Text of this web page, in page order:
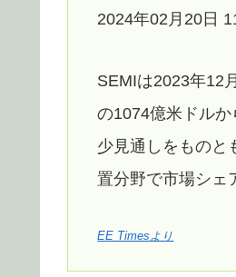
2024年02月20日
SEMIは2023年12
の1074億米ドル
少見通しをものと
置分野で市場シェ
EE Timesより